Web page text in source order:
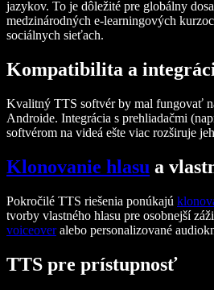
jazykov. To je dôležité pre globálny
medzinárodných e-learningových
sociálnych sieťach.
Kompatibilita a
Kvalitný TTS softvér by mal fungovať
Androide. Integrácia s prehliadačmi
softvérom na videá ešte viac rozširuje
Klonovanie hlasu a
Pokročilé TTS riešenia ponúkajú
tvorby vlastného hlasu pre osobnejší
voiceoveralebo personalizované
TTS pre prístupnosť